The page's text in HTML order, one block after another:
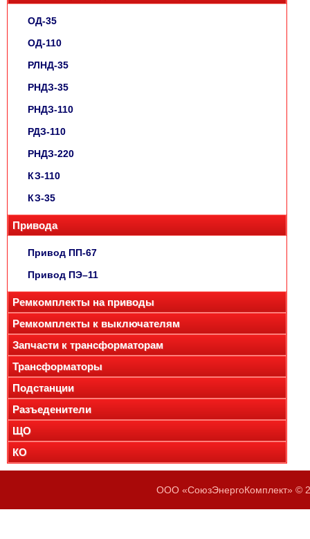
ОД-35
ОД-110
РЛНД-35
РНДЗ-35
РНДЗ-110
РДЗ-110
РНДЗ-220
КЗ-110
КЗ-35
Привода
Привод ПП-67
Привод ПЭ–11
Ремкомплекты на приводы
Ремкомплекты к выключателям
Запчасти к трансформаторам
Трансформаторы
Подстанции
Разъеденители
ЩО
КО
ООО «СоюзЭнергоКомплект» ©